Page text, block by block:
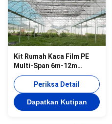
Kit Rumah Kaca Film PE
Multi-Span 6m-12m
dengan Garansi 10 Tahun
Periksa Detail
Dapatkan Kutipan